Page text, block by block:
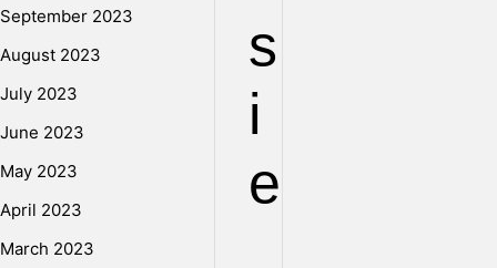
s
i
e
September 2023
August 2023
July 2023
June 2023
May 2023
April 2023
March 2023